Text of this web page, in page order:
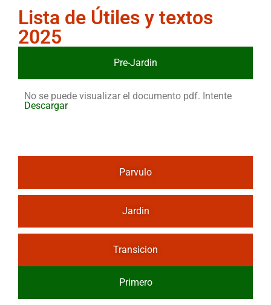
Lista de Útiles y textos
2025
Pre-Jardin
Parvulo
Jardin
Transicion
No se puede visualizar el documento pdf. Intente
Descargar
Primero